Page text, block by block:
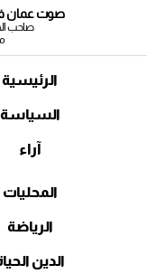
صوت عمان
صاحب
الرئيسية
السياسة
آراء
المحليات
الرياضة
الدين